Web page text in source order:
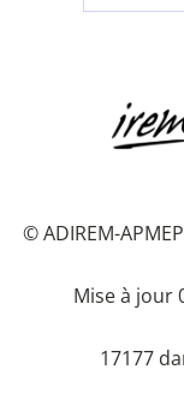
© ADIREM-
Mise à jour
17177